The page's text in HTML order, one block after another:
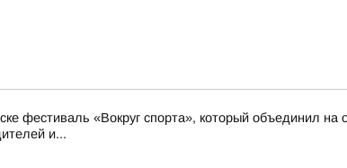
фестиваль «Вокруг спорта», который объединил
и...